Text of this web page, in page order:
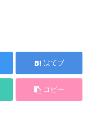
はてブ
コピー